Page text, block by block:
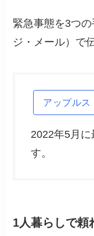
緊急事態を3つ
ジ・メール）で
アップルス
2022年5月
す。
1人暮らしで